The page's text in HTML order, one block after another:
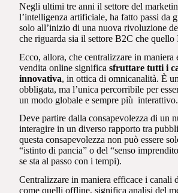
Negli ultimi tre anni il settore del
l’intelligenza artificiale, ha fatto passi da
solo all’inizio di una nuova rivoluzione
che riguarda sia il settore B2C che quello
Ecco, allora, che centralizzare in maniera
vendita online significasfruttare tutti i
innovativa, in ottica di omnicanalità. È
obbligata, ma l’unica percorribile per
un modo globale e sempre più interattivo.
Deve partire dalla consapevolezza di un
interagire in un diverso rapporto tra
questa consapevolezza non può essere
“istinto di pancia” o del “senso
se sta al passo con i tempi).
Centralizzare in maniera efficace i canali
come quelli offline, significa analisi del